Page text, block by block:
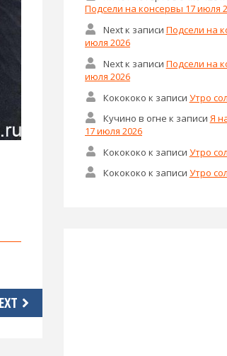
Подсели на консервы 17 июля
Nextк записи Подсели на
июля 2026
Nextк записи Подсели на
июля 2026
Кокококо к записи Утро
Кучино в огне к записи Я
17 июля 2026
Кокококо к записи Утро
Кокококо к записи Утро